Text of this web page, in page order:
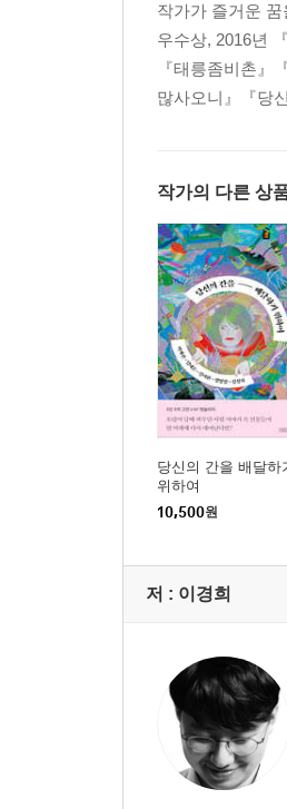
작가가 즐거운
우수상, 2016년
『태릉좀비촌
많사오니』『당
작가의 다른 상
당신의 간을 배달하
위하여
10,500원
저 : 이경희